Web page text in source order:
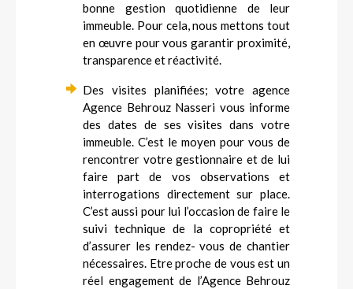
bonne gestion quotidienne de leur
immeuble. Pour cela, nous mettons tout
en œuvre pour vous garantir proximité,
transparence et réactivité.
Des visites planifiées; votre agence
Agence Behrouz Nasseri vous informe
des dates de ses visites dans votre
immeuble. C’est le moyen pour vous de
rencontrer votre gestionnaire et de lui
faire part de vos observations et
interrogations directement sur place.
C’est aussi pour lui l’occasion de faire le
suivi technique de la copropriété et
d’assurer les rendez- vous de chantier
nécessaires. Etre proche de vous est un
réel engagement de l’Agence Behrouz